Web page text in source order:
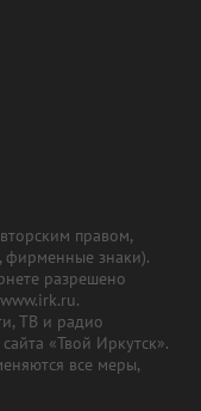
правом,
фирменные знаки).
разрешено
ТВ и радио
«Твой Иркутск».
все меры,